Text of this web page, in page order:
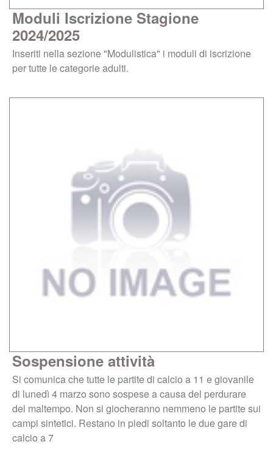
Moduli Iscrizione Stagione
2024/2025
Inseriti nella sezione "Modulistica" i moduli di iscrizione
per tutte le categorie adulti.
Sospensione attività
Si comunica che tutte le partite di calcio a 11 e giovanile
di lunedì 4 marzo sono sospese a causa del perdurare
del maltempo. Non si giocheranno nemmeno le partite sui
campi sintetici. Restano in piedi soltanto le due gare di
calcio a 7